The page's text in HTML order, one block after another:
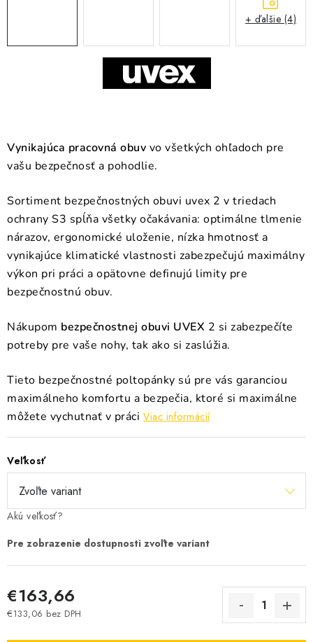
Vynikajúca pracovná obuv vo všetkých ohľadoch pre
vašu bezpečnosť a pohodlie.
Sortiment bezpečnostných obuvi uvex 2 v triedach
ochrany S3 spĺňa všetky očakávania: optimálne tlmenie
nárazov, ergonomické uloženie, nízka hmotnosť a
vynikajúce klimatické vlastnosti zabezpečujú maximálny
výkon pri práci a opätovne definujú limity pre
bezpečnostnú obuv.
Nákupom bezpečnostnej obuvi UVEX 2 si zabezpečíte
potreby pre vaše nohy, tak ako si zaslúžia.
Tieto bezpečnostné poltopánky sú pre vás garanciou
maximálneho komfortu a bezpečia, ktoré si maximálne
môžete vychutnať v práci Viac informácií
Veľkosť
Akú veľkosť?
€163,66
€133,06 bez DPH
+ ďalšie (4)